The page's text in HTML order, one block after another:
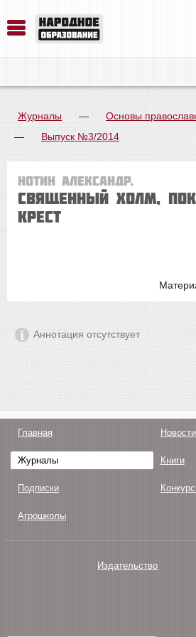
Журналы —
Основы
—
Выпуск №3/2014
Нотин Александр.
Священный Холм,
крест
Аннотация отсутствует
Главная Новости
Журналы Книги
Подписки
Агрошколы
Издательство